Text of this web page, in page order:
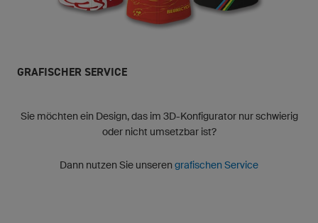
GRAFISCHER SERVICE
Sie möchten ein Design, das im 3D-Konfigurator nur schwierig
oder nicht umsetzbar ist?
Dann nutzen Sie unseren grafischen Service